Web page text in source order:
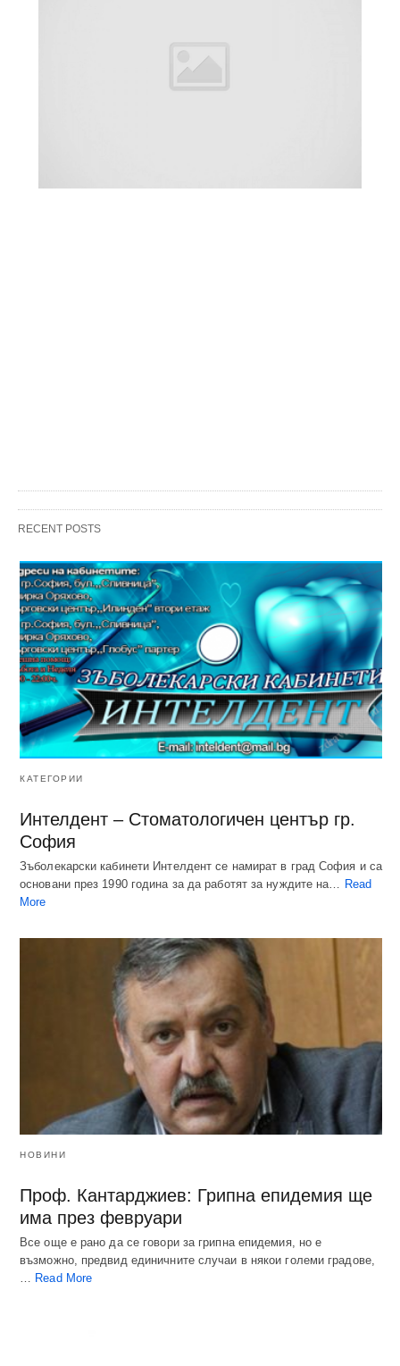
RECENT POSTS
КАТЕГОРИИ
Интелдент – Стоматологичен център гр.
София
Зъболекарски кабинети Интелдент се намират в град София и са
основани през 1990 година за да работят за нуждите на… Read
More
НОВИНИ
Проф. Кантарджиев: Грипна епидемия ще
има през февруари
Все още е рано да се говори за грипна епидемия, но е
възможно, предвид единичните случаи в някои големи градове,
… Read More